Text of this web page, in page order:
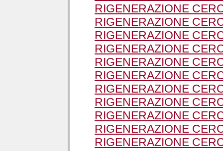
RIGENERAZIONE
RIGENERAZIONE
RIGENERAZIONE
RIGENERAZIONE
RIGENERAZIONE
RIGENERAZIONE
RIGENERAZIONE
RIGENERAZIONE
RIGENERAZIONE
RIGENERAZIONE
RIGENERAZIONE